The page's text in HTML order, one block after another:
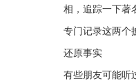
相，追踪一下著
专门记录这两个
还原事实
有些朋友可能听